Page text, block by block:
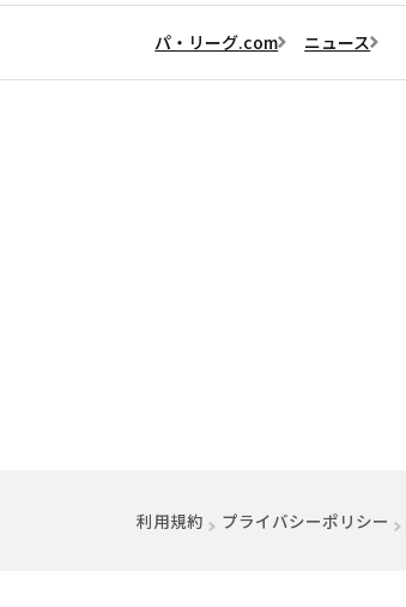
パ・リーグ.com ニュース
利用規約 プライバシーポリシー